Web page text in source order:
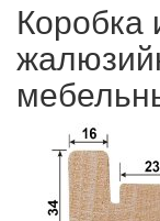
Коробка